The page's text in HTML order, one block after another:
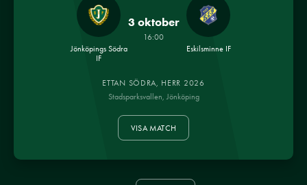
Jönköpings Södra
IF
3 oktober
16:00
Eskilsminne IF
ETTAN SÖDRA, HERR 2026
Stadsparksvallen, Jönköping
VISA MATCH